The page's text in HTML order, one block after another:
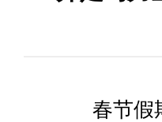
春节假